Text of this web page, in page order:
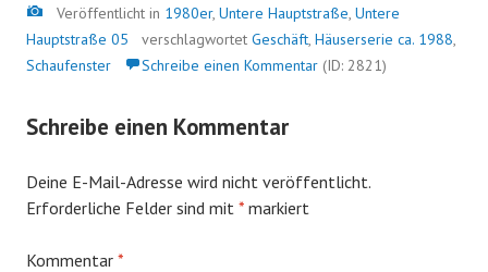
Bild
Veröffentlicht in 1980er, Untere Hauptstraße, Untere
Hauptstraße 05
verschlagwortet Geschäft, Häuserserie ca. 1988,
Schaufenster
Schreibe einen Kommentar (ID: 2821)
Schreibe einen Kommentar
Deine E-Mail-Adresse wird nicht veröffentlicht.
Erforderliche Felder sind mit * markiert
Kommentar *